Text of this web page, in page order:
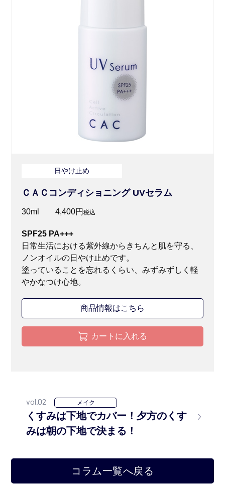
日やけ止め
ＣＡＣコンディショニング UVセラム
30ml 4,400円 税込
SPF25 PA+++
日常生活における紫外線からきちんと肌を守る、
ノンオイルの日やけ止めです。
塗っていることを忘れるくらい、みずみずしく軽
やかなつけ心地。
商品情報はこちら
カートに入れる
vol.02 メイク
くすみは下地でカバー！夕方のくす
みは朝の下地で決まる！
コラム一覧へ戻る